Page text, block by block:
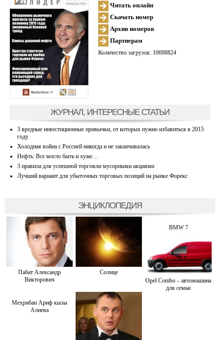
Читать онлайн
Скачать номер
Архив номеров
Партнерам
Количество загрузок: 10698824
ЖУРНАЛ, ИНТЕРЕСНЫЕ СТАТЬИ
3 вредные инвестиционные привычки, от которых нужно избавиться в 2015
году
Холодная война с Россией никогда и не заканчивалась
Нефть: Все могло быть и хуже…
3 правила для успешной торговли мусорными акциями
Лучший вариант для убыточных торговых позиций на рынке Форекс
ЭНЦИКЛОПЕДИЯ
Пабат Александр
Викторович
Солнце
BMW 7
Opel Combo – автомашина
для семьи
Мехрибан Ариф кызы
Алиева